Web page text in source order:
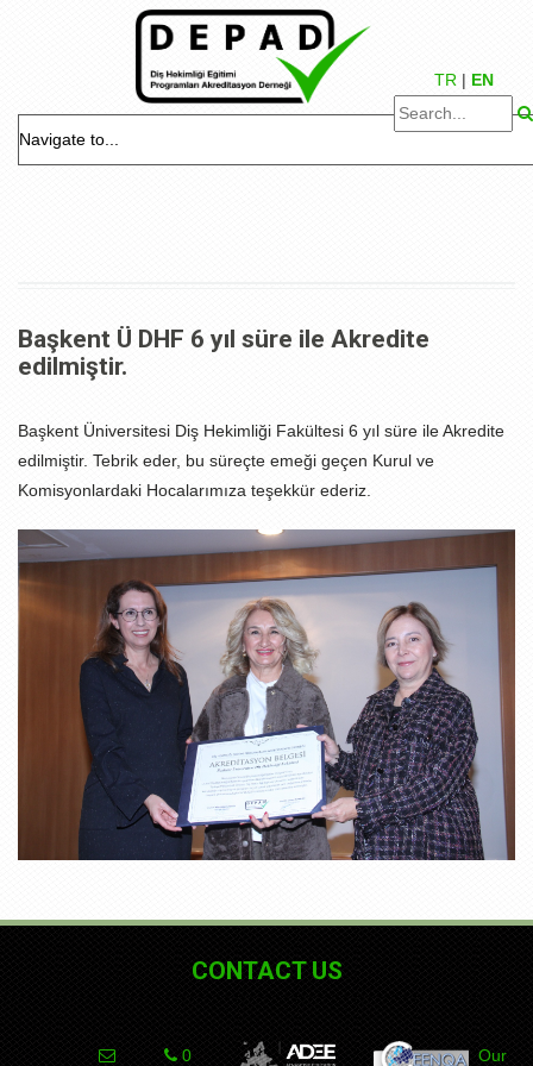
TR | EN
Başkent Ü DHF 6 yıl süre ile Akredite
edilmiştir.
Başkent Üniversitesi Diş Hekimliği Fakültesi 6 yıl süre ile Akredite
edilmiştir. Tebrik eder, bu süreçte emeği geçen Kurul ve
Komisyonlardaki Hocalarımıza teşekkür ederiz.
CONTACT US
0 Our